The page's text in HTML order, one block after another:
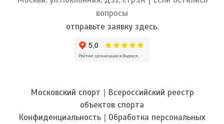
вопросы
отправьте заявку здесь.
Московский спорт | Всероссийский реестр
объектов спорта
Конфиденциальность | Обработка персональных